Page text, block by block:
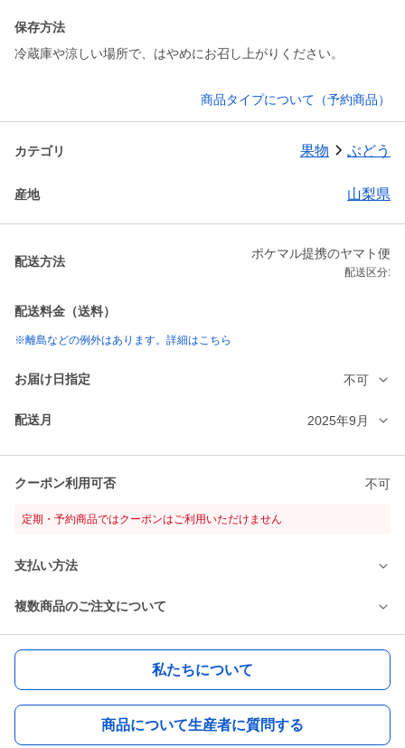
保存方法
冷蔵庫や涼しい場所で、はやめにお召し上がりください。
商品タイプについて（予約商品）
カテゴリ 果物 ぶどう
産地 山梨県
配送方法
ポケマル提携のヤマト便
配送区分:
配送料金（送料）
※離島などの例外はあります。詳細はこちら
お届け日指定 不可
配送月 2025年9月
クーポン利用可否 不可
定期・予約商品ではクーポンはご利用いただけません
支払い方法
複数商品のご注文について
私たちについて
商品について生産者に質問する